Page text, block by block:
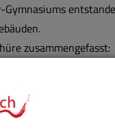
zusammengefasst: